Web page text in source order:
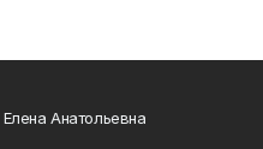
Анатольевна